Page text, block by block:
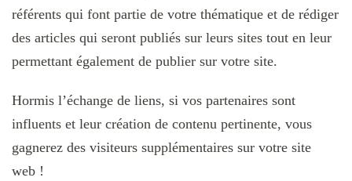
référents qui font partie de votre thématique et de rédiger
des articles qui seront publiés sur leurs sites tout en leur
permettant également de publier sur votre site.
Hormis l’échange de liens, si vos partenaires sont
influents et leur création de contenu pertinente, vous
gagnerez des visiteurs supplémentaires sur votre site
web !